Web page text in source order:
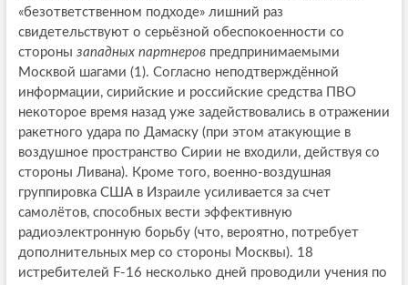
«безответственном подходе» лишний раз
свидетельствуют о серьёзной обеспокоенности со
стороны западных партнеровпредпринимаемыми
Москвой шагами (1). Согласно неподтверждённой
информации, сирийские и российские средства ПВО
некоторое время назад уже задействовались в отражении
ракетного удара по Дамаску (при этом атакующие в
воздушное пространство Сирии не входили, действуя со
стороны Ливана). Кроме того, военно-воздушная
группировка США в Израиле усиливается за счет
самолётов, способных вести эффективную
радиоэлектронную борьбу (что, вероятно, потребует
дополнительных мер со стороны Москвы). 18
истребителей F-16 несколько дней проводили учения по